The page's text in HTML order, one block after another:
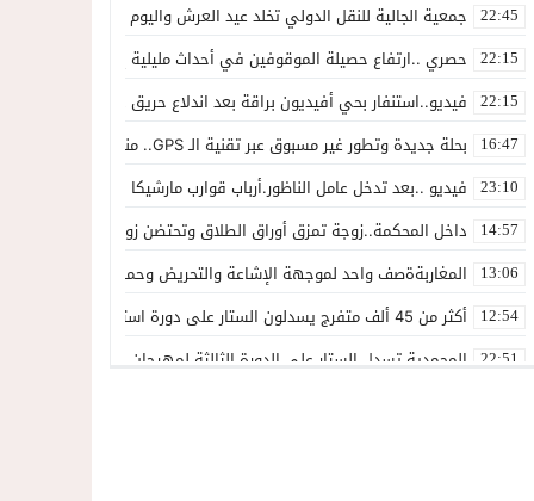
22:45 جمعية الجالية للنقل الدولي تخلد عيد العرش واليوم الوطني للمهاجر
22:15 حصري ..ارتفاع حصيلة الموقوفين في أحداث مليلية إلى 82 شخصًا وتحقيقات تقود إلى متابعات جنائية ثقيلة
22:15 فيديو..استنفار بحي أفيديون براقة بعد اندلاع حريق داخل ضيعة فلاحية
16:47 بحلة جديدة وتطور غير مسبوق عبر تقنية الـ GPS.. منصة “مرحباناظور” تعزز مكانتها كوجهة أولى لسكان إقليمي الناظور والدريوش
23:10 فيديو ..بعد تدخل عامل الناظور.أرباب قوارب مارشيكا يعلقون احتجاجهم
14:57 داخل المحكمة..زوجة تمزق أوراق الطلاق وتحتضن زوجها في لحظة
13:06 المغاربةةصف واحد لموجهة الإشاعة والتحريض وحملات التضليل
12:54 أكثر من 45 ألف متفرج يسدلون الستار على دورة استثنائية للمهرجان المتوسطي بالناظور
22:51 المحمدية تسدل الستار على الدورة الثالثة لمهرجان العيطة المرساوية